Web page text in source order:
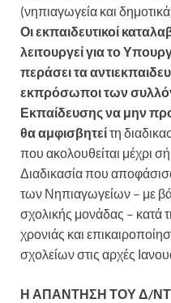
(νηπιαγωγεία και
Οι εκπαιδευτικοί
λειτουργεί για το
περάσει τα
εκπρόσωποι των
Εκπαίδευσης να μην
θα αμφισβητείτη
που ακολουθείται μέχρι
Διαδικασία που
των Νηπιαγωγείων – με
σχολικής μονάδας – κατά
χρονιάς και
σχολείων στις αρχές
Η ΑΠΑΝΤΗΣΗ ΤΟΥ Δ/